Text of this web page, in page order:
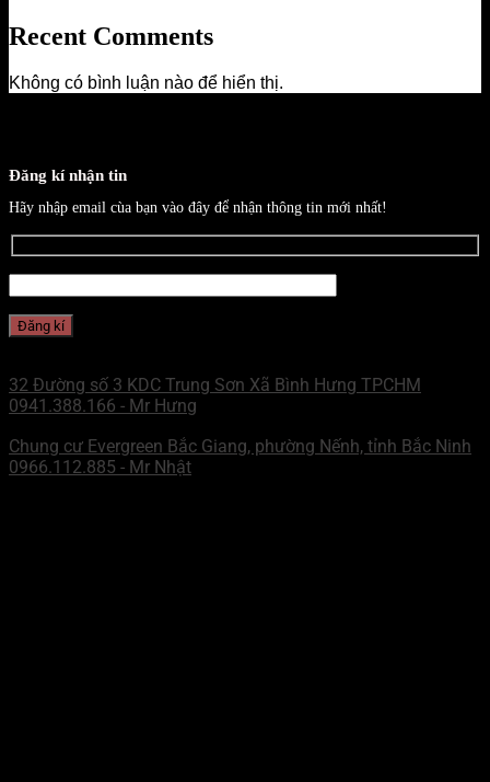
Recent Comments
Không có bình luận nào để hiển thị.
Đăng kí nhận tin
Hãy nhập email cùa bạn vào đây để nhận thông tin mới nhất!
32 Đường số 3 KDC Trung Sơn Xã Bình Hưng TPCHM
0941.388.166 - Mr Hưng
Chung cư Evergreen Bắc Giang, phường Nếnh, tỉnh Bắc Ninh
0966.112.885 - Mr Nhật